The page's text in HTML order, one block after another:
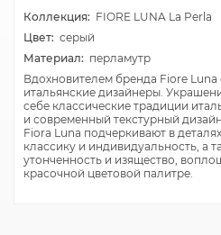
Коллекция: FIORE LUNA La Perla
Цвет: серый
Материал: перламутр
Вдохновителем бренда Fiore Luna
итальянские дизайнеры.
себе классические традиции
и современный текстурный
Fiora Luna подчеркивают в
классику и индивидуальность, а
утонченность и изящество,
красочной цветовой палитре.